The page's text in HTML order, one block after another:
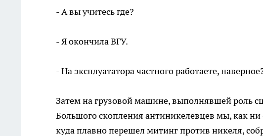
- А вы учитесь где?
- Я окончила ВГУ.
- На эксплуататора частного работаете,
Затем на грузовой машине, выполнявшей роль
Большого скопления антиникелевцев мы, как ни
куда плавно перешел митинг против никеля,